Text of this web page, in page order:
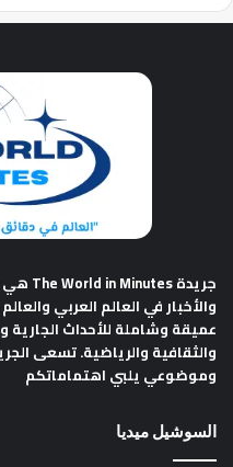
جريدة The World in Minutes
هي
والأخبار في العالم العربي
عميقة وشاملة للأحداث الجارية
والثقافية والرياضية. تسعى
وموضوعي يلبي اهتماماتكم
السوشيل ميديا